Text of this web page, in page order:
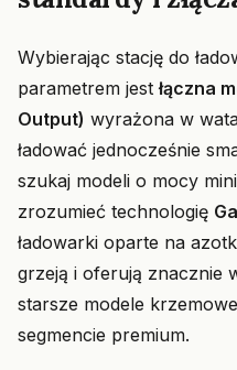
Wybierając stację do
parametrem jestłączna
Output) wyrażona w
ładować jednocześnie
szukaj modeli o mocy
zrozumieć technologię
ładowarki oparte na
grzeją i oferują znacznie
starsze modele
segmencie premium.